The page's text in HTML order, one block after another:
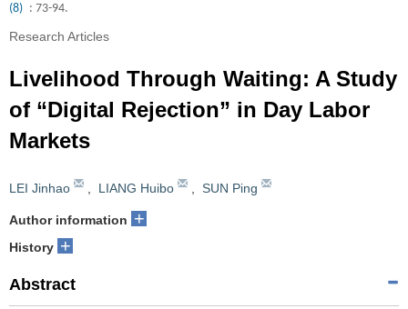
(8) : 73-94.
Research Articles
Livelihood Through Waiting: A Study
of “Digital Rejection” in Day Labor
Markets
LEI Jinhao LIANG Huibo SUN Ping
Author information +
History +
Abstract